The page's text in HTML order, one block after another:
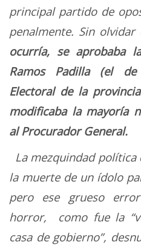
principal partido de
penalmente. Sin olvidar
ocurría, se aprobaba
Ramos Padilla (el
Electoral de la
modificaba la mayoría
al Procurador General.
La mezquindad
la muerte de un ídolo
pero ese grueso
horror, como fue la
casa de gobierno”,